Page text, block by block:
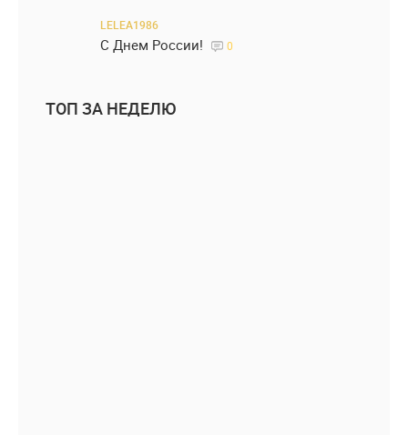
LELEA1986
С Днем России! 0
ТОП ЗА НЕДЕЛЮ